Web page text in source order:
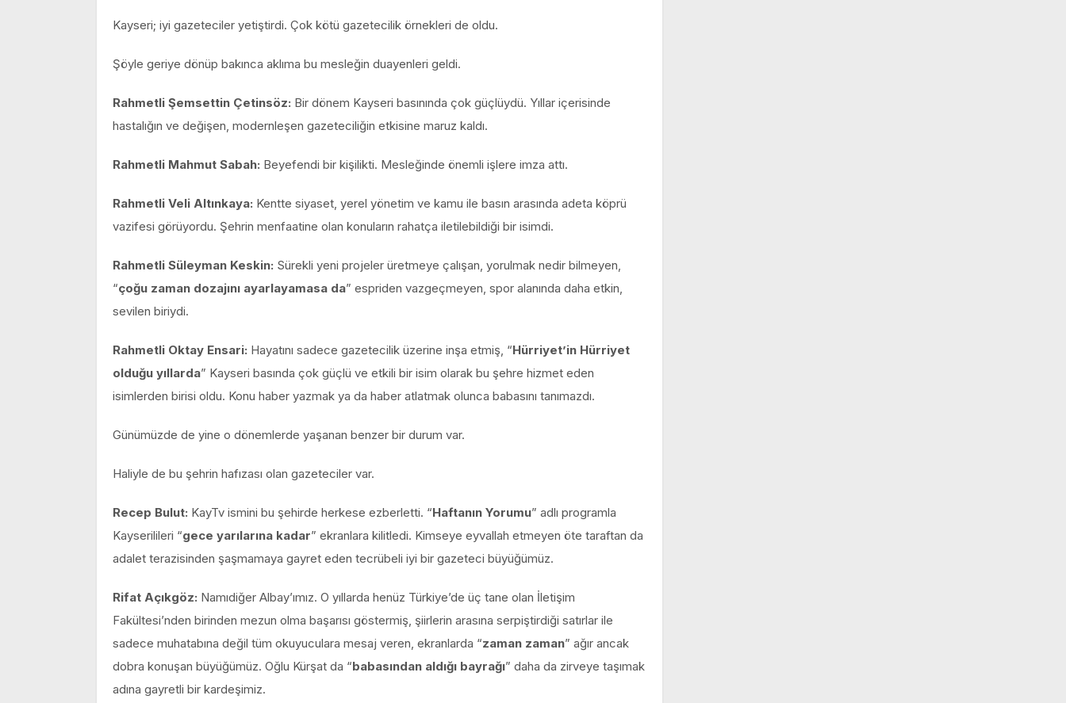
Kayseri; iyi gazeteciler yetiştirdi. Çok kötü gazetecilik örnekleri de oldu.
Şöyle geriye dönüp bakınca aklıma bu mesleğin duayenleri geldi.
Rahmetli Şemsettin Çetinsöz: Bir dönem Kayseri basınında çok güçlüydü. Yıllar içerisinde
hastalığın ve değişen, modernleşen gazeteciliğin etkisine maruz kaldı.
Rahmetli Mahmut Sabah: Beyefendi bir kişilikti. Mesleğinde önemli işlere imza attı.
Rahmetli Veli Altınkaya: Kentte siyaset, yerel yönetim ve kamu ile basın arasında adeta köprü
vazifesi görüyordu. Şehrin menfaatine olan konuların rahatça iletilebildiği bir isimdi.
Rahmetli Süleyman Keskin: Sürekli yeni projeler üretmeye çalışan, yorulmak nedir bilmeyen,
“çoğu zaman dozajını ayarlayamasa da” espriden vazgeçmeyen, spor alanında daha etkin,
sevilen biriydi.
Rahmetli Oktay Ensari: Hayatını sadece gazetecilik üzerine inşa etmiş, “Hürriyet’in Hürriyet
olduğu yıllarda” Kayseri basında çok güçlü ve etkili bir isim olarak bu şehre hizmet eden
isimlerden birisi oldu. Konu haber yazmak ya da haber atlatmak olunca babasını tanımazdı.
Günümüzde de yine o dönemlerde yaşanan benzer bir durum var.
Haliyle de bu şehrin hafızası olan gazeteciler var.
Recep Bulut: KayTv ismini bu şehirde herkese ezberletti. “Haftanın Yorumu” adlı programla
Kayserilileri “gece yarılarına kadar” ekranlara kilitledi. Kimseye eyvallah etmeyen öte taraftan da
adalet terazisinden şaşmamaya gayret eden tecrübeli iyi bir gazeteci büyüğümüz.
Rifat Açıkgöz: Namıdiğer Albay’ımız. O yıllarda henüz Türkiye’de üç tane olan İletişim
Fakültesi’nden birinden mezun olma başarısı göstermiş, şiirlerin arasına serpiştirdiği satırlar ile
sadece muhatabına değil tüm okuyuculara mesaj veren, ekranlarda “zaman zaman” ağır ancak
dobra konuşan büyüğümüz. Oğlu Kürşat da “babasından aldığı bayrağı” daha da zirveye taşımak
adına gayretli bir kardeşimiz.